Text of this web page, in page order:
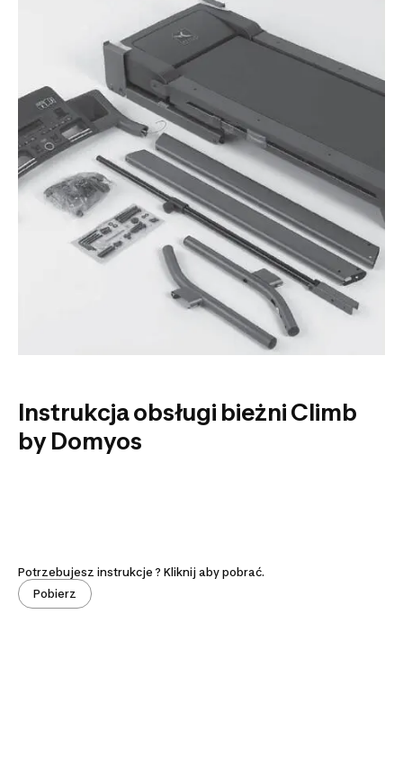
Instrukcja obsługi bieżni Climb
by Domyos
Potrzebujesz instrukcje ? Kliknij aby pobrać.
Pobierz